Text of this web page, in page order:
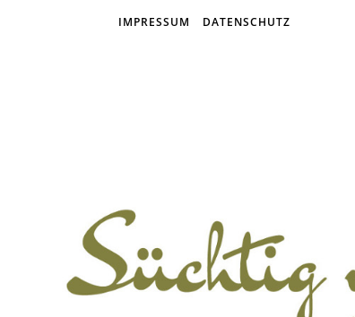
IMPRESSUM DATENSCHUTZ